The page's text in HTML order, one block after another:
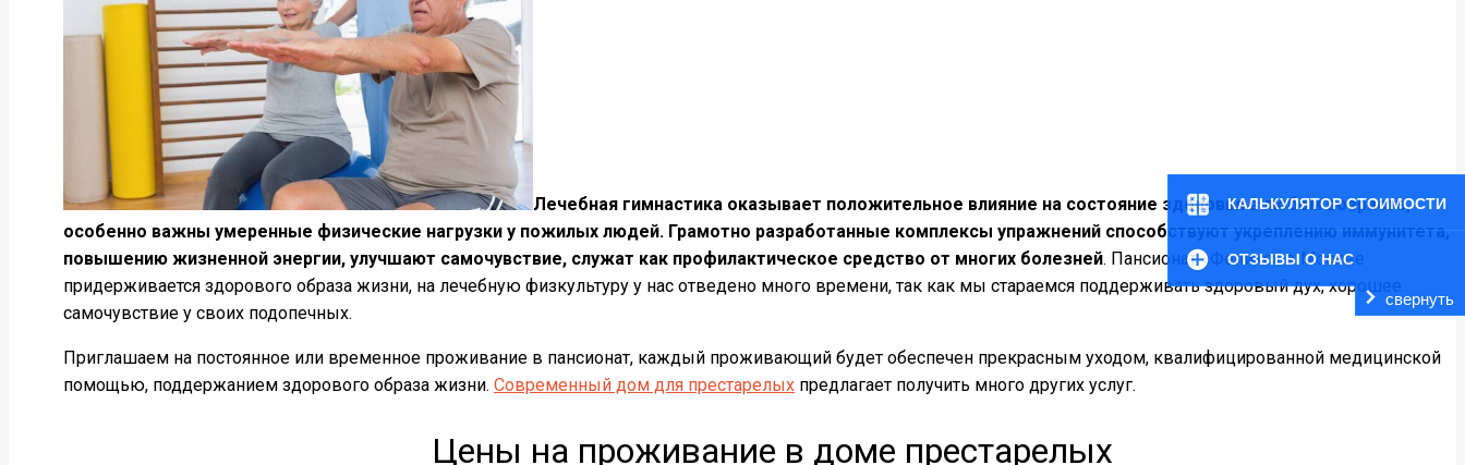
КАЛЬКУЛЯТОР СТОИМОСТИ
ОТЗЫВЫ О НАС
свернуть
Лечебная гимнастика оказывает положительное влияние на состояние здоровья в любом возрасте,
особенно важны умеренные физические нагрузки у пожилых людей. Грамотно разработанные комплексы упражнений способствуют укреплению иммунитета,
повышению жизненной энергии, улучшают самочувствие, служат как профилактическое средство от многих болезней. Пансионат «Феникс» в Москве
придерживается здорового образа жизни, на лечебную физкультуру у нас отведено много времени, так как мы стараемся поддерживать здоровый дух, хорошее
самочувствие у своих подопечных.
Приглашаем на постоянное или временное проживание в пансионат, каждый проживающий будет обеспечен прекрасным уходом, квалифицированной медицинской
помощью, поддержанием здорового образа жизни. Современный дом для престарелых предлагает получить много других услуг.
Цены на проживание в доме престарелых